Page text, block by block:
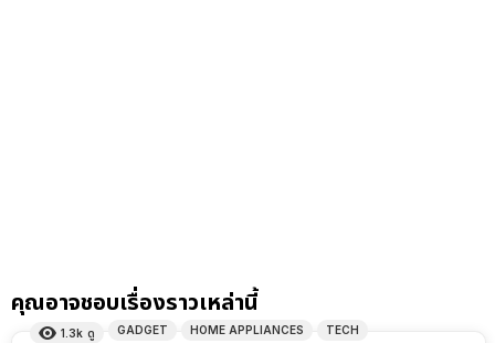
คุณอาจชอบเรื่องราวเหล่านี้
1.3k ดู GADGET HOME APPLIANCES TECH